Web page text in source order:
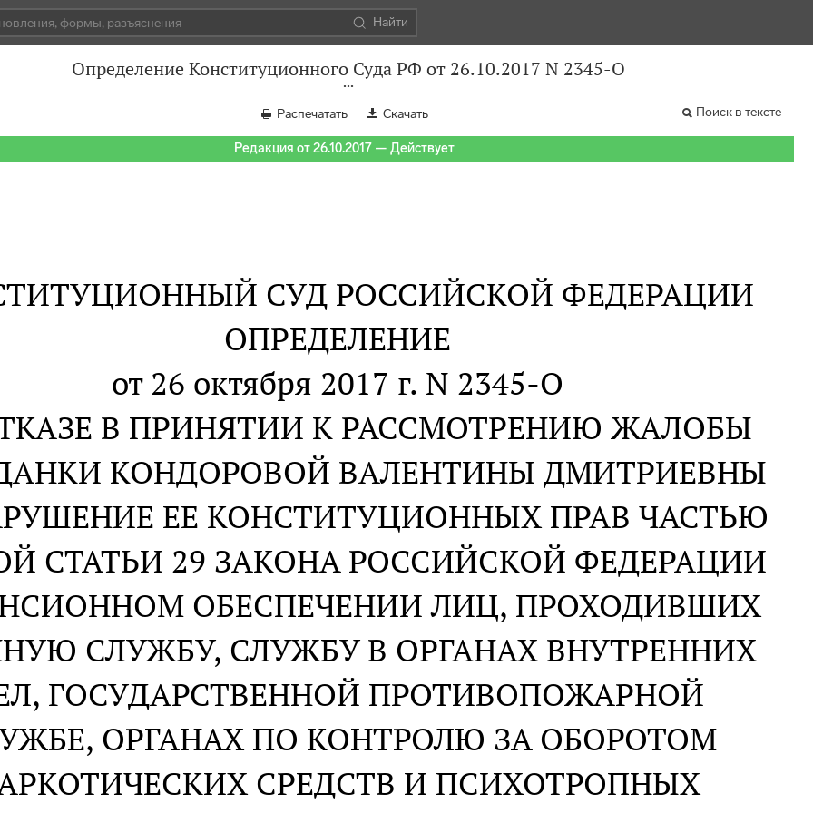
Найти
Определение Конституционного Суда РФ от 26.10.2017 N 2345-О
Распечатать Скачать Поиск в тексте
Редакция от 26.10.2017 — Действует
СУД РОССИЙСКОЙ ФЕДЕРАЦИИ
ОПРЕДЕЛЕНИЕ
от 26 октября 2017 г. N 2345-О
В ПРИНЯТИИ К РАССМОТРЕНИЮ ЖАЛОБЫ
КОНДОРОВОЙ ВАЛЕНТИНЫ ДМИТРИЕВНЫ
ЕЕ КОНСТИТУЦИОННЫХ ПРАВ ЧАСТЬЮ
СТАТЬИ 29 ЗАКОНА РОССИЙСКОЙ ФЕДЕРАЦИИ
ОБЕСПЕЧЕНИИ ЛИЦ, ПРОХОДИВШИХ
СЛУЖБУ, СЛУЖБУ В ОРГАНАХ ВНУТРЕННИХ
ГОСУДАРСТВЕННОЙ ПРОТИВОПОЖАРНОЙ
ОРГАНАХ ПО КОНТРОЛЮ ЗА ОБОРОТОМ
СРЕДСТВ И ПСИХОТРОПНЫХ